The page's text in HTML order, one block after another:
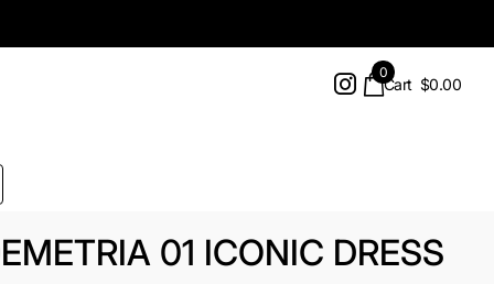
Cart
0
$0.00
01 ICONIC DRESS